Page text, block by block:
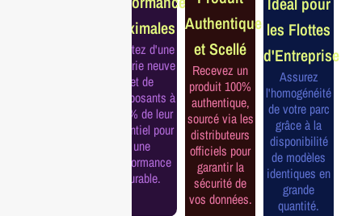
Maximales
Profitez d'une
batterie neuve
et de
composants à
100% de leur
potentiel pour
une
performance
durable.
Authentique
et Scellé
Recevez un
produit 100%
authentique,
sourcé via les
distributeurs
officiels pour
garantir la
sécurité de
vos données.
les Flottes
d'Entreprise
Assurez
l'homogénéité
de votre parc
grâce à la
disponibilité
de modèles
identiques en
grande
quantité.